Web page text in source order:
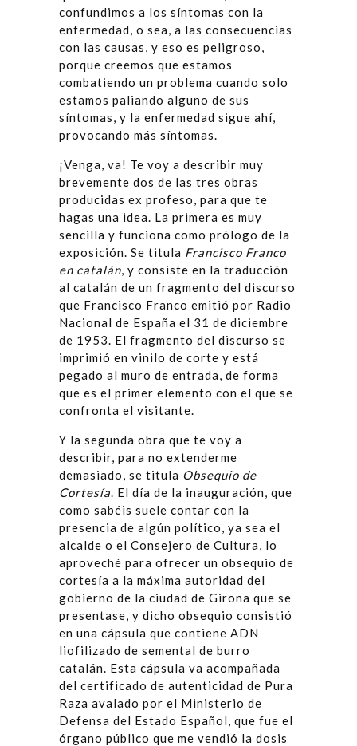
confundimos a los síntomas con la
enfermedad, o sea, a las consecuencias
con las causas, y eso es peligroso,
porque creemos que estamos
combatiendo un problema cuando solo
estamos paliando alguno de sus
síntomas, y la enfermedad sigue ahí,
provocando más síntomas.
¡Venga, va! Te voy a describir muy
brevemente dos de las tres obras
producidas ex profeso, para que te
hagas una idea. La primera es muy
sencilla y funciona como prólogo de la
exposición. Se titula Francisco Franco
en catalán, y consiste en la traducción
al catalán de un fragmento del discurso
que Francisco Franco emitió por Radio
Nacional de España el 31 de diciembre
de 1953. El fragmento del discurso se
imprimió en vinilo de corte y está
pegado al muro de entrada, de forma
que es el primer elemento con el que se
confronta el visitante.
Y la segunda obra que te voy a
describir, para no extenderme
demasiado, se titula Obsequio de
Cortesía. El día de la inauguración, que
como sabéis suele contar con la
presencia de algún político, ya sea el
alcalde o el Consejero de Cultura, lo
aproveché para ofrecer un obsequio de
cortesía a la máxima autoridad del
gobierno de la ciudad de Girona que se
presentase, y dicho obsequio consistió
en una cápsula que contiene ADN
liofilizado de semental de burro
catalán. Esta cápsula va acompañada
del certificado de autenticidad de Pura
Raza avalado por el Ministerio de
Defensa del Estado Español, que fue el
órgano público que me vendió la dosis